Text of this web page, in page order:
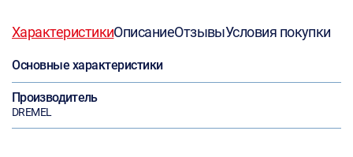
ХарактеристикиОписаниеОтзывыУсловия покупки
Основные характеристики
Производитель
DREMEL